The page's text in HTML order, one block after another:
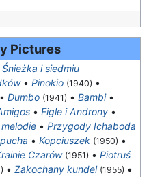
Pictures
i siedmiu
• Pinokio (1940) •
• Dumbo (1941) • Bambi•
• Figle i Androny •
• Przygody Ichaboda
• Kopciuszek (1950) •
Czarów (1951) • Piotruś
• Zakochany kundel (1955) •